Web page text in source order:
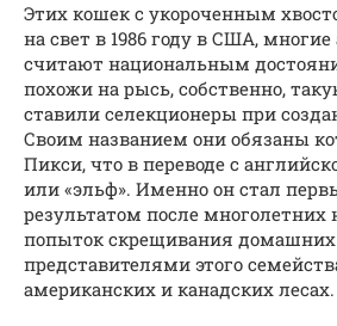
Этих кошек с укороченным
на свет в 1986 году в США,
считают национальным
похожи на рысь, собственно,
ставили селекционеры при
Своим названием они обязаны
Пикси, что в переводе с
или «эльф». Именно он стал
результатом после многолетних
попыток скрещивания
представителями этого
американских и канадских лесах.